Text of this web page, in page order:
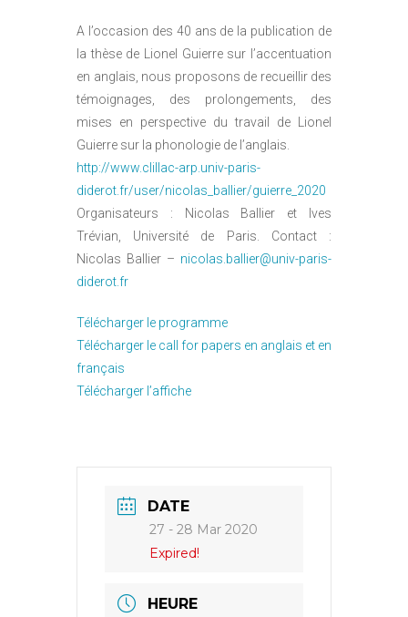
A l’occasion des 40 ans de la publication de
la thèse de Lionel Guierre sur l’accentuation
en anglais, nous proposons de recueillir des
témoignages, des prolongements, des
mises en perspective du travail de Lionel
Guierre sur la phonologie de l’anglais.
http://www.clillac-arp.univ-paris-
diderot.fr/user/nicolas_ballier/guierre_2020
Organisateurs : Nicolas Ballier et Ives
Trévian, Université de Paris. Contact :
Nicolas Ballier – nicolas.ballier@univ-paris-
diderot.fr
Télécharger le programme
Télécharger le call for papers en anglais et en
français
Télécharger l’affiche
DATE
27 - 28 Mar 2020
Expired!
HEURE